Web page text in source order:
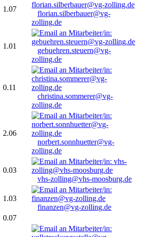
1.07
florian.silberbauer@vg-
zolling.de
1.01
gebuehren.steuern@vg-
zolling.de
0.11
christina.sommerer@vg-
zolling.de
2.06
norbert.sonnhuetter@vg-
zolling.de
0.03
vhs-zolling@vhs-moosburg.de
1.03
finanzen@vg-zolling.de
0.07